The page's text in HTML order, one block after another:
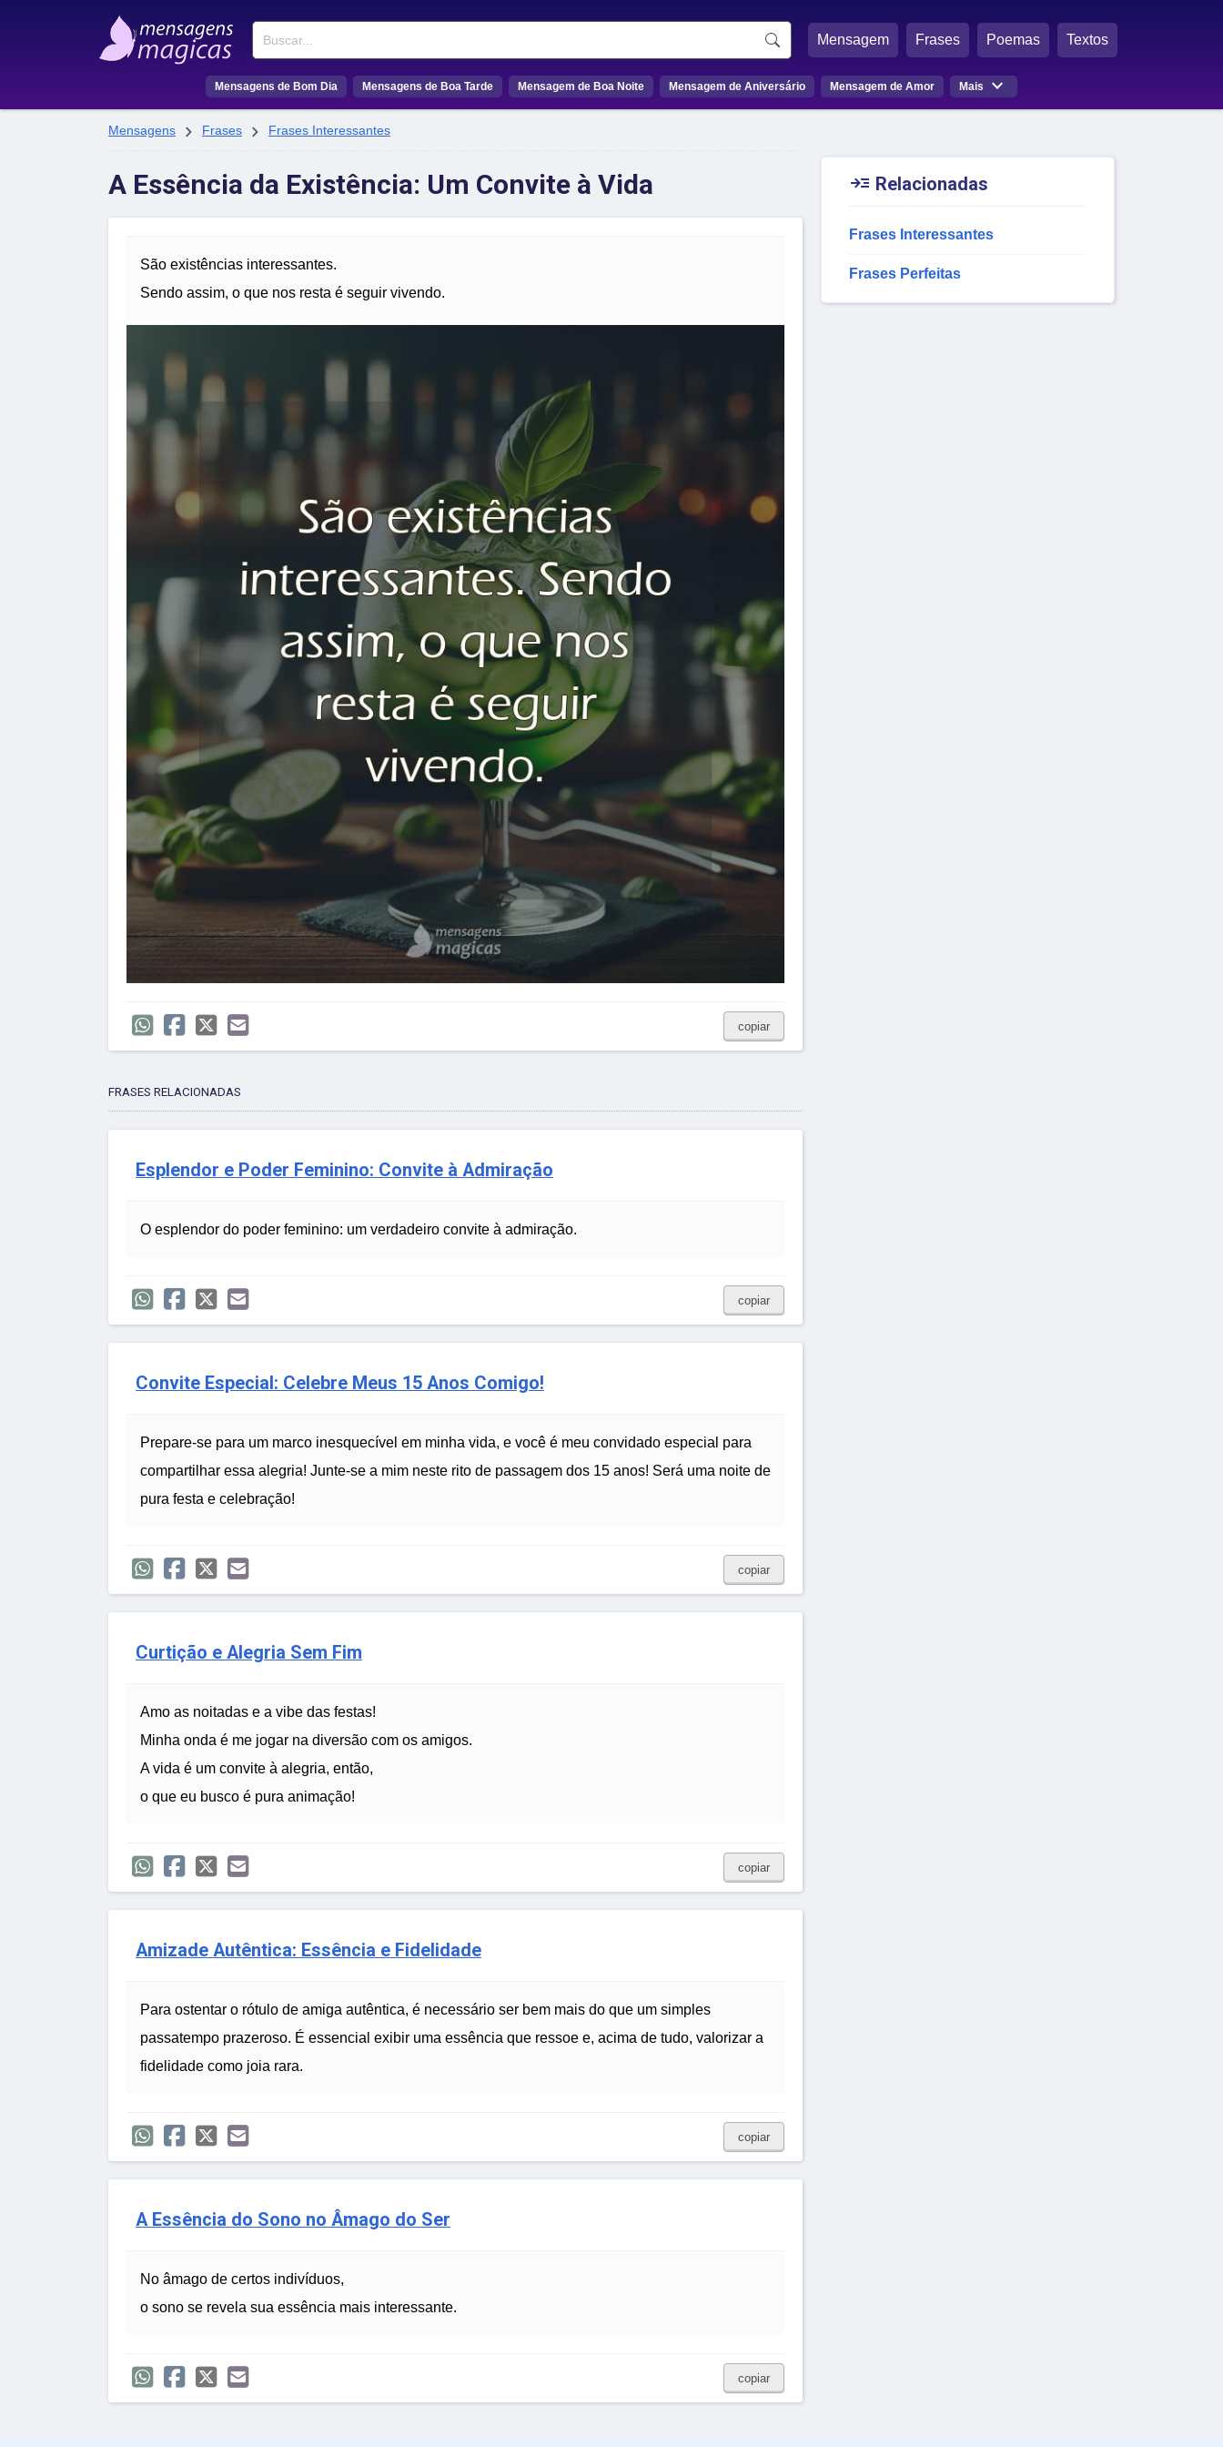
Buscar Mensagem Frases Poemas Textos
Mensagens de Bom Dia Mensagens de Boa Tarde Mensagem de Boa Noite Mensagem de Aniversário Mensagem de Amor Mais 
Mensagens  Frases  Frases Interessantes
A Essência da Existência: Um Convite à Vida
São existências interessantes.
Sendo assim, o que nos resta é seguir vivendo.
copiar
FRASES RELACIONADAS
Esplendor e Poder Feminino: Convite à Admiração
O esplendor do poder feminino: um verdadeiro convite à admiração.
copiar
Convite Especial: Celebre Meus 15 Anos Comigo!
Prepare-se para um marco inesquecível em minha vida, e você é meu convidado especial para
compartilhar essa alegria! Junte-se a mim neste rito de passagem dos 15 anos! Será uma noite de
pura festa e celebração!
copiar
Curtição e Alegria Sem Fim
Amo as noitadas e a vibe das festas!
Minha onda é me jogar na diversão com os amigos.
A vida é um convite à alegria, então,
o que eu busco é pura animação!
copiar
Amizade Autêntica: Essência e Fidelidade
Para ostentar o rótulo de amiga autêntica, é necessário ser bem mais do que um simples
passatempo prazeroso. É essencial exibir uma essência que ressoe e, acima de tudo, valorizar a
fidelidade como joia rara.
copiar
A Essência do Sono no Âmago do Ser
No âmago de certos indivíduos,
o sono se revela sua essência mais interessante.
copiar
 Relacionadas
Frases Interessantes
Frases Perfeitas